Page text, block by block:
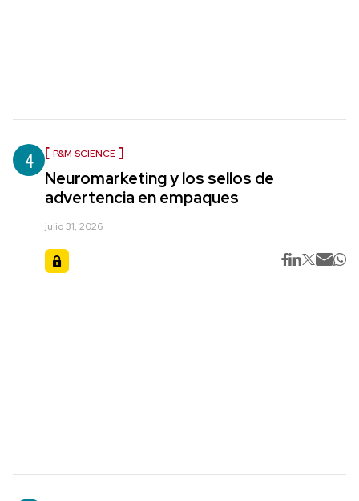
4 P&M SCIENCE
Neuromarketing y los sellos de
advertencia en empaques
julio 31, 2026